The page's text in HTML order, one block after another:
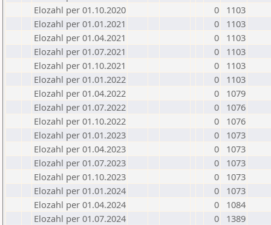
Elozahl per 01.10.2020
0
1103
Elozahl per 01.01.2021
0
1103
Elozahl per 01.04.2021
0
1103
Elozahl per 01.07.2021
0
1103
Elozahl per 01.10.2021
0
1103
Elozahl per 01.01.2022
0
1103
Elozahl per 01.04.2022
0
1079
Elozahl per 01.07.2022
0
1076
Elozahl per 01.10.2022
0
1076
Elozahl per 01.01.2023
0
1073
Elozahl per 01.04.2023
0
1073
Elozahl per 01.07.2023
0
1073
Elozahl per 01.10.2023
0
1073
Elozahl per 01.01.2024
0
1073
Elozahl per 01.04.2024
0
1084
Elozahl per 01.07.2024
0
1389